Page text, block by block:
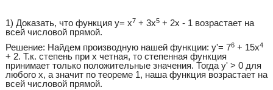
1) Доказать, что функция y= x7+ 3x5+ 2x - 1 возрастает на
всей числовой прямой.
Решение: Найдем производную нашей функции: y'= 76+ 15x4
+ 2. Т.к. степень при x четная, то степенная функция
принимает только положительные значения. Тогда y' > 0 для
любого x, а значит по теореме 1, наша функция возрастает на
всей числовой прямой.